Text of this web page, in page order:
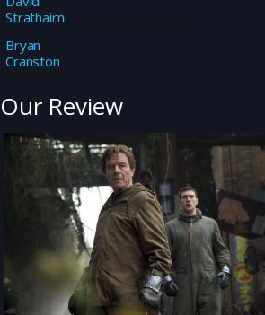
Strathairn
Bryan
Cranston
Our Review